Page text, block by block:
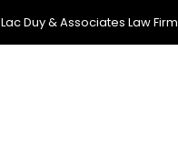
Lac Duy & Associates Law Firm